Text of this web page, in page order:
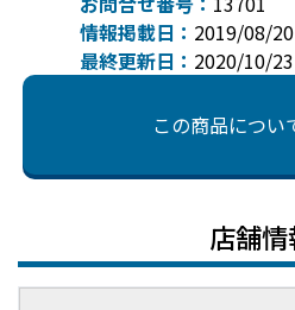
情報掲載日： 2019/08/
最終更新日： 2020/10/
この商品につい
店舗